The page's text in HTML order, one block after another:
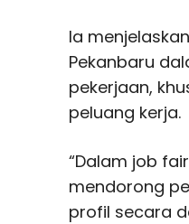
Ia
Pekanbaru
pekerjaan,
peluang kerja.
“Dalam job
mendorong
profil secara